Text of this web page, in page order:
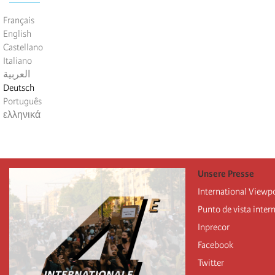
Français
English
Castellano
Italiano
العربية
Deutsch
Português
ελληνικά
Unsere Presse
International
Punto de vista
Inprecor
Facebook
Twitter